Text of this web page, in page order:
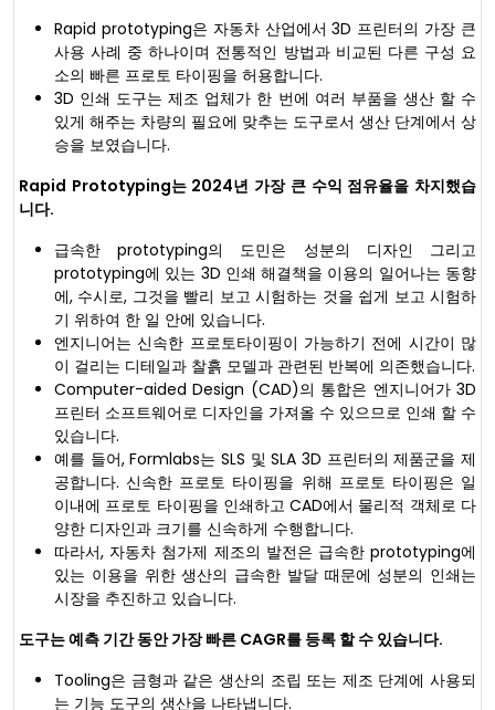
Rapid prototyping은 자동차 산업에서 3D 프린터의 가장 큰
사용 사례 중 하나이며 전통적인 방법과 비교된 다른 구성 요
소의 빠른 프로토 타이핑을 허용합니다.
3D 인쇄 도구는 제조 업체가 한 번에 여러 부품을 생산 할 수
있게 해주는 차량의 필요에 맞추는 도구로서 생산 단계에서 상
승을 보였습니다.
Rapid Prototyping는 2024년 가장 큰 수익 점유율을 차지했습
니다.
급속한 prototyping의 도민은 성분의 디자인 그리고
prototyping에 있는 3D 인쇄 해결책을 이용의 일어나는 동향
에, 수시로, 그것을 빨리 보고 시험하는 것을 쉽게 보고 시험하
기 위하여 한 일 안에 있습니다.
엔지니어는 신속한 프로토타이핑이 가능하기 전에 시간이 많
이 걸리는 디테일과 찰흙 모델과 관련된 반복에 의존했습니다.
Computer-aided Design (CAD)의 통합은 엔지니어가 3D
프린터 소프트웨어로 디자인을 가져올 수 있으므로 인쇄 할 수
있습니다.
예를 들어, Formlabs는 SLS 및 SLA 3D 프린터의 제품군을 제
공합니다. 신속한 프로토 타이핑을 위해 프로토 타이핑은 일
이내에 프로토 타이핑을 인쇄하고 CAD에서 물리적 객체로 다
양한 디자인과 크기를 신속하게 수행합니다.
따라서, 자동차 첨가제 제조의 발전은 급속한 prototyping에
있는 이용을 위한 생산의 급속한 발달 때문에 성분의 인쇄는
시장을 추진하고 있습니다.
도구는 예측 기간 동안 가장 빠른 CAGR를 등록 할 수 있습니다.
Tooling은 금형과 같은 생산의 조립 또는 제조 단계에 사용되
는 기능 도구의 생산을 나타냅니다.